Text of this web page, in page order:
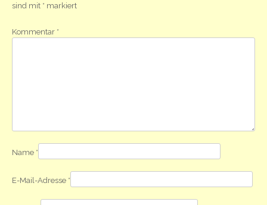
sind mit * markiert
Kommentar *
Name *
E-Mail-Adresse *